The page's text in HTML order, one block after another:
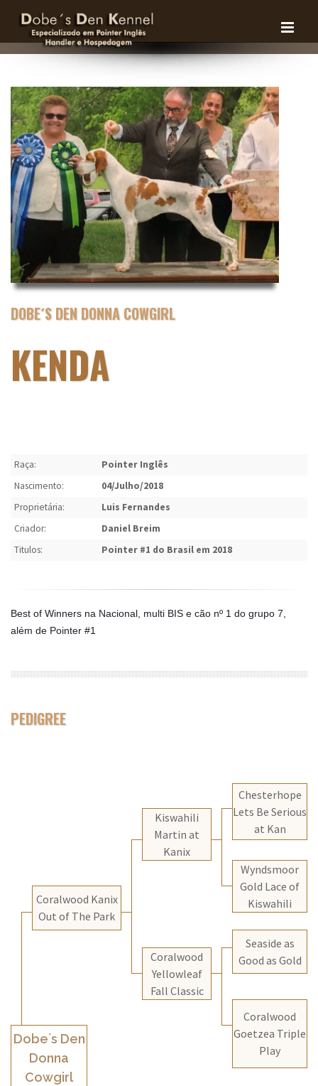
DOBE´S DEN DONNA COWGIRL
KENDA
Raça:
Pointer Inglês
Nascimento:
04/Julho/2018
Proprietária:
Luis Fernandes
Criador:
Daniel Breim
Titulos:
Pointer #1 do Brasil em 2018
Best of Winners na Nacional, multi BIS e cão nº 1 do grupo 7,
além de Pointer #1
PEDIGREE
Chesterhope
Lets Be Serious
at Kan
Kiswahili
Martin at
Kanix
Wyndsmoor
Gold Lace of
Kiswahili
Coralwood Kanix
Out of The Park
Seaside as
Good as Gold
Coralwood
Yellowleaf
Fall Classic
Coralwood
Goetzea Triple
Play
Dobe´s Den
Donna
Cowgirl